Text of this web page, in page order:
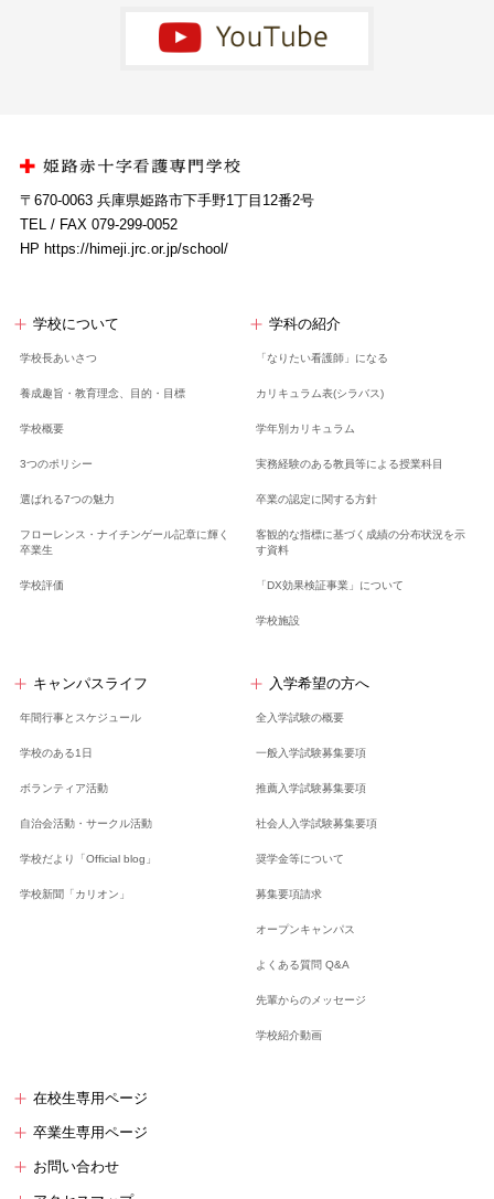
〒670-0063 兵庫県姫路市下手野1丁目12番2号
TEL / FAX 079-299-0052
HP https://himeji.jrc.or.jp/school/
学校について
学校長あいさつ
養成趣旨・教育理念、 目的・目標
学校概要
3つのポリシー
選ばれる7つの魅力
フローレンス・ナイチンゲール記章に輝く
卒業生
学校評価
学科の紹介
「なりたい看護師」になる
カリキュラム表(シラバス)
学年別カリキュラム
実務経験のある教員等による授業科目
卒業の認定に関する方針
客観的な指標に基づく成績の分布状況を示
す資料
「DX効果検証事業」について
学校施設
キャンパスライフ
年間行事とスケジュール
学校のある1日
ボランティア活動
自治会活動・サークル活動
学校だより「Official blog」
学校新聞「カリオン」
入学希望の方へ
全入学試験の概要
一般入学試験募集要項
推薦入学試験募集要項
社会人入学試験募集要項
奨学金等について
募集要項請求
オープンキャンパス
よくある質問 Q&A
先輩からのメッセージ
学校紹介動画
在校生専用ページ
卒業生専用ページ
お問い合わせ